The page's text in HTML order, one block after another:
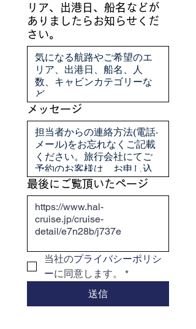
リア、出港日、船名などが
ありましたらお知らせくだ
さい。
メッセージ
最後にご覧頂いたページ
当社のプライバシーポリシ
ーに同意します。
*
送信